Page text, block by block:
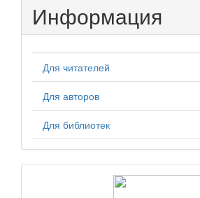
Информация
Для читателей
Для авторов
Для библиотек